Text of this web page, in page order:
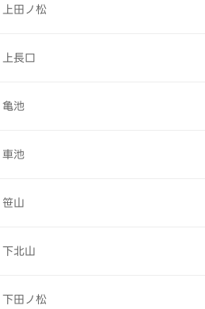
上田ノ松
上長口
亀池
車池
笹山
下北山
下田ノ松